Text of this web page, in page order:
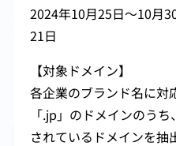
2024年10月25日～10月
21日
【対象ドメイン】
各企業のブランド名に
「.jp」のドメインのう
されているドメインを抽